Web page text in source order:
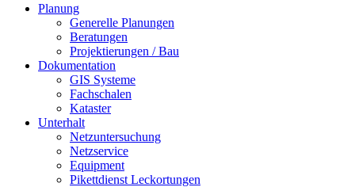
Planung
Generelle Planungen
Beratungen
Projektierungen / Bau
Dokumentation
GIS Systeme
Fachschalen
Kataster
Unterhalt
Netzuntersuchung
Netzservice
Equipment
Pikettdienst Leckortungen